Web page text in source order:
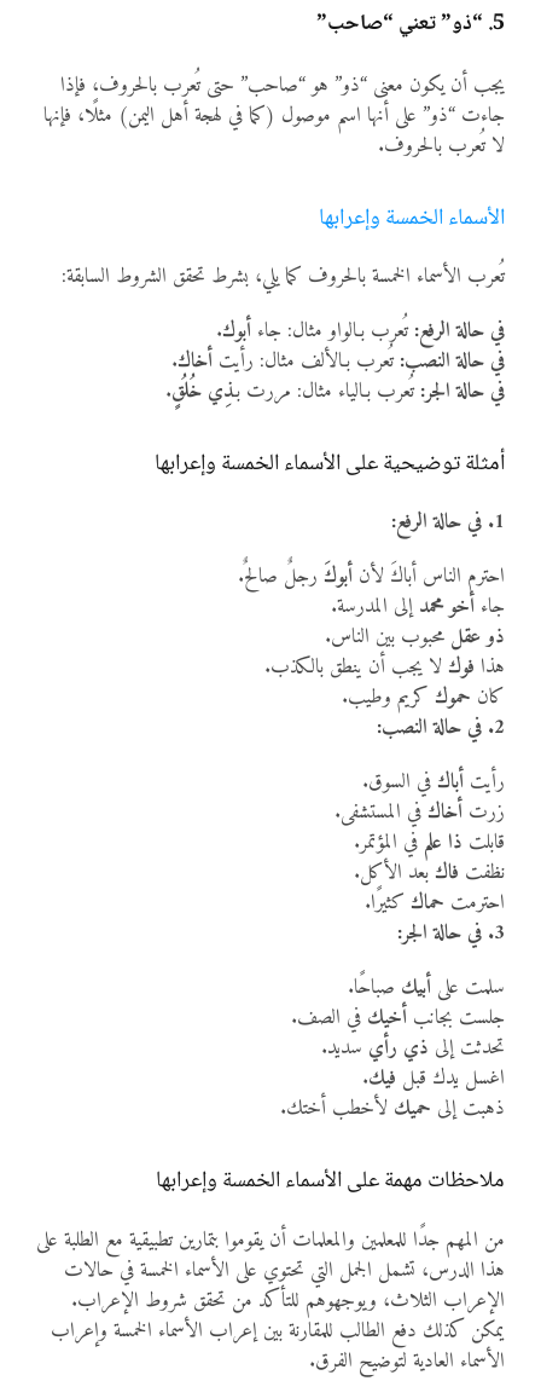
5. “ذو” تعني “صاحب”
يجب أن يكون معنى “ذو” هو “صاحب” حتى تُعرب بالحروف، فإذا
جاءت “ذو” على أنها اسم موصول (كما في لهجة أهل اليمن) مثلًا، فإنها
لا تُعرب بالحروف.
الأسماء الخمسة وإعرابها
تُعرب الأسماء الخمسة بالحروف كما يلي، بشرط تحقق الشروط السابقة:
في حالة الرفع:تُعرب بـالواو مثال: جاء أبوك.
في حالة النصب:تُعرب بـالألف مثال: رأيت أخاك.
في حالة الجر:تُعرب بـالياء مثال: مررت بـذِي خُلُقٍ.
أمثلة توضيحية على الأسماء الخمسة وإعرابها
1. في حالة الرفع:
احترم الناس أباكَ لأن أبوكَرجلٌ صالحٌ.
جاء أخو محمدإلى المدرسة.
ذو عقل محبوب بين الناس.
هذا فوكلا يجب أن ينطق بالكذب.
كان حموككريم وطيب.
2. في حالة النصب:
رأيت أباكفي السوق.
زرت أخاكفي المستشفى.
قابلت ذا علم في المؤتمر.
نظفت فاكبعد الأكل.
احترمت حماككثيرًا.
3. في حالة الجر:
سلمت على أبيك صباحًا.
جلست بجانب أخيك في الصف.
تحدثت إلى ذي رأي سديد.
اغسل يدك قبل فيك.
ذهبت إلى حميك لأخطب أختك.
ملاحظات مهمة على الأسماء الخمسة وإعرابها
من المهم جدًا للمعلمين والمعلمات أن يقوموا بتمارين تطبيقية مع الطلبة على
هذا الدرس، تشمل الجمل التي تحتوي على الأسماء الخمسة في حالات
الإعراب الثلاث، ويوجهوهم للتأكد من تحقق شروط الإعراب.
يمكن كذلك دفع الطالب للمقارنة بين إعراب الأسماء الخمسة وإعراب
الأسماء العادية لتوضيح الفرق.